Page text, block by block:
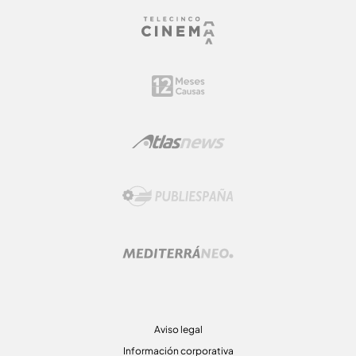
Aviso legal
Información corporativa